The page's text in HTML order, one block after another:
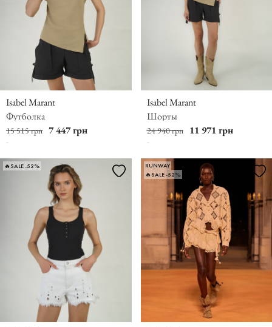
Isabel Marant
Футболка
15 515 грн 7 447 грн
Isabel Marant
Шорты
24 940 грн 11 971 грн
🔥SALE -52%
RUNWAY
🔥SALE -52%